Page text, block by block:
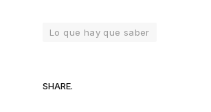
Lo que hay que saber
SHARE.